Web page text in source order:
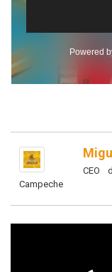
CEO
Campeche